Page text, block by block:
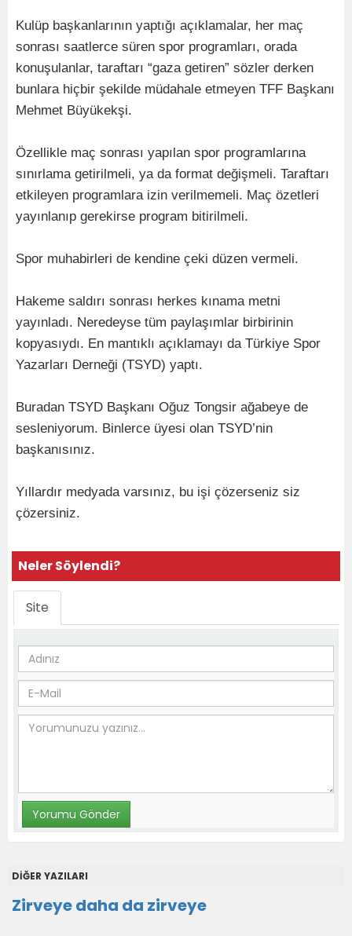
Kulüp başkanlarının yaptığı açıklamalar, her maç
sonrası saatlerce süren spor programları, orada
konuşulanlar, taraftarı “gaza getiren” sözler derken
bunlara hiçbir şekilde müdahale etmeyen TFF Başkanı
Mehmet Büyükekşi.
Özellikle maç sonrası yapılan spor programlarına
sınırlama getirilmeli, ya da format değişmeli. Taraftarı
etkileyen programlara izin verilmemeli. Maç özetleri
yayınlanıp gerekirse program bitirilmeli.
Spor muhabirleri de kendine çeki düzen vermeli.
Hakeme saldırı sonrası herkes kınama metni
yayınladı. Neredeyse tüm paylaşımlar birbirinin
kopyasıydı. En mantıklı açıklamayı da Türkiye Spor
Yazarları Derneği (TSYD) yaptı.
Buradan TSYD Başkanı Oğuz Tongsir ağabeye de
sesleniyorum. Binlerce üyesi olan TSYD’nin
başkanısınız.
Yıllardır medyada varsınız, bu işi çözerseniz siz
çözersiniz.
Neler Söylendi?
Site
DİĞER YAZILARI
Zirveye daha da zirveye